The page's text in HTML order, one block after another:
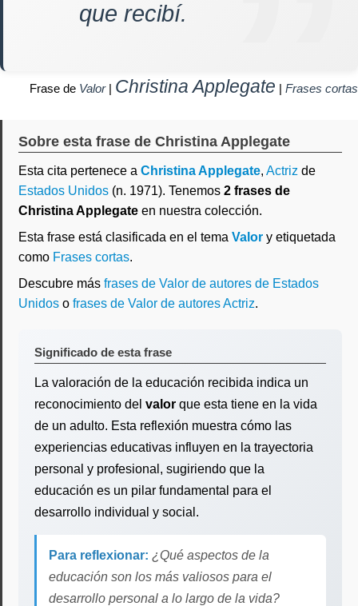
que recibí.
Frase de Valor| Christina Applegate | Frases cortas
Sobre esta frase de Christina Applegate
Esta cita pertenece a Christina Applegate, Actriz de
Estados Unidos (n. 1971). Tenemos 2 frases de
Christina Applegate en nuestra colección.
Esta frase está clasificada en el tema Valor y etiquetada
como Frases cortas.
Descubre más frases de Valor de autores de Estados
Unidos o frases de Valor de autores Actriz.
Significado de esta frase
La valoración de la educación recibida indica un
reconocimiento del valor que esta tiene en la vida
de un adulto. Esta reflexión muestra cómo las
experiencias educativas influyen en la trayectoria
personal y profesional, sugiriendo que la
educación es un pilar fundamental para el
desarrollo individual y social.
Para reflexionar: ¿Qué aspectos de la
educación son los más valiosos para el
desarrollo personal a lo largo de la vida?